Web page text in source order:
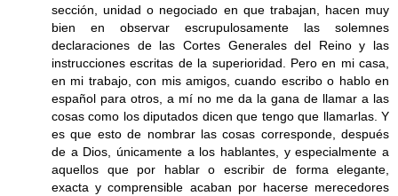
sección, unidad o negociado en que trabajan, hacen muy
bien en observar escrupulosamente las solemnes
declaraciones de las Cortes Generales del Reino y las
instrucciones escritas de la superioridad. Pero en mi casa,
en mi trabajo, con mis amigos, cuando escribo o hablo en
español para otros, a mí no me da la gana de llamar a las
cosas como los diputados dicen que tengo que llamarlas. Y
es que esto de nombrar las cosas corresponde, después
de a Dios, únicamente a los hablantes, y especialmente a
aquellos que por hablar o escribir de forma elegante,
exacta y comprensible acaban por hacerse merecedores